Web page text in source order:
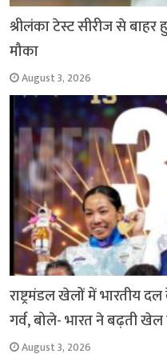
श्रीलंका टेस्ट सीरीज से
मौका
August 3, 2026
राष्ट्रमंडल खेलों में भारतीय
गर्व, बोले- भारत ने बढ़ती खेल
August 3, 2026